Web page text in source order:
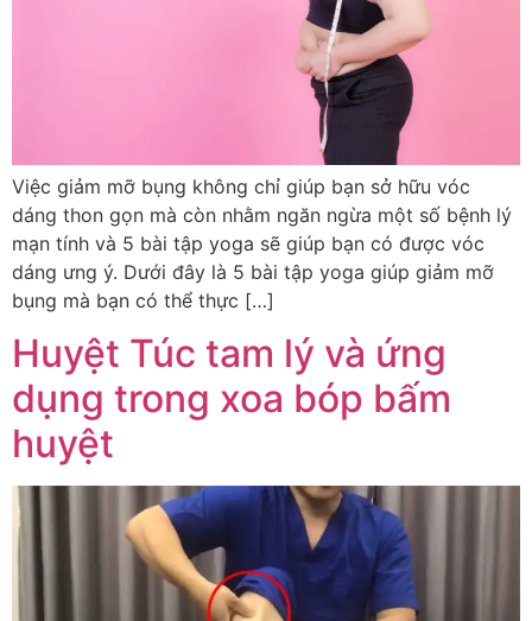
Việc giảm mỡ bụng không chỉ giúp bạn sở hữu vóc
dáng thon gọn mà còn nhằm ngăn ngừa một số bệnh lý
mạn tính và 5 bài tập yoga sẽ giúp bạn có được vóc
dáng ưng ý. Dưới đây là 5 bài tập yoga giúp giảm mỡ
bụng mà bạn có thể thực […]
Huyệt Túc tam lý và ứng
dụng trong xoa bóp bấm
huyệt